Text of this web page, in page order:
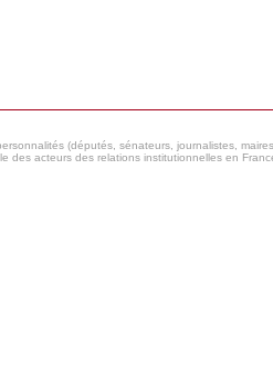
(députés, sénateurs, journalistes,
des acteurs des relations institutionnelles en